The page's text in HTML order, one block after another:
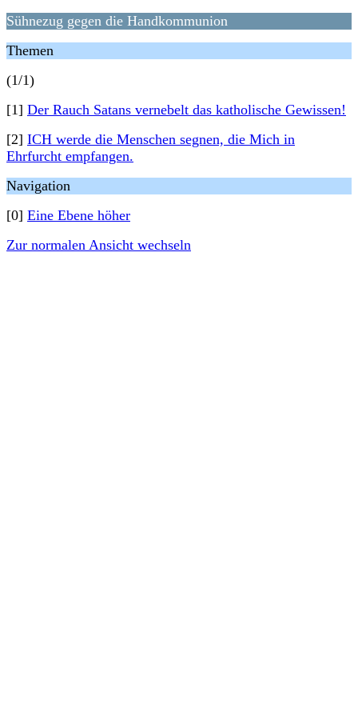
Sühnezug gegen die Handkommunion
Themen
(1/1)
[1] Der Rauch Satans vernebelt das katholische Gewissen!
[2] ICH werde die Menschen segnen, die Mich in
Ehrfurcht empfangen.
Navigation
[0] Eine Ebene höher
Zur normalen Ansicht wechseln